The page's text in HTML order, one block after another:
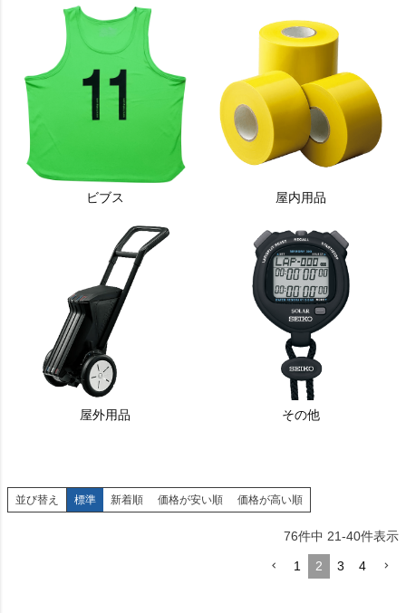
ビブス 屋内用品
屋外用品 その他
並び替え 標準 新着順 価格が安い順 価格が高い順
76件中 21-40件表示
1 2 3 4